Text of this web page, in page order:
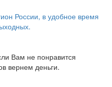
России, в удобное время
Вам не понравится
вернем деньги.